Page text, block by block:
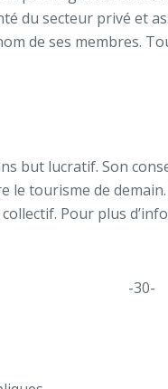
du secteur privé
ses membres.
but lucratif. Son
tourisme de
Pour plus
-30-